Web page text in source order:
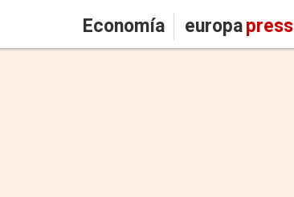
Economía europapress